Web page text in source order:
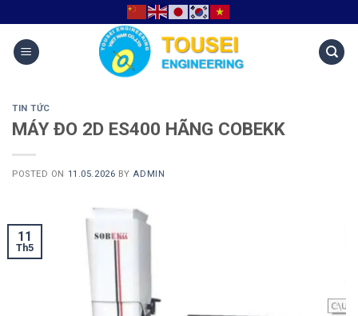
TIN TỨC
MÁY ĐO 2D ES400 HÃNG COBEKK
POSTED ON 11.05.2026 BY ADMIN
11
Th5